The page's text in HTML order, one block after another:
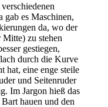
es Maschinen,
da, wo der
zu stehen
gestiegen,
durch die Kurve
hat, eine enge steile
und Seitenruder
Im Jargon hieß das
hauen und den